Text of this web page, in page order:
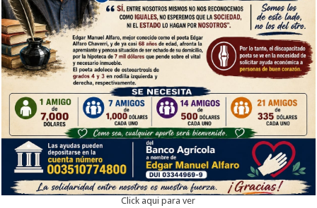
Click aqui para ver